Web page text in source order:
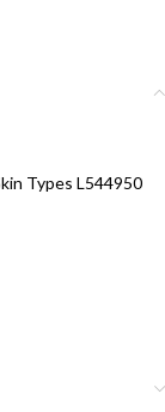
Types L544950